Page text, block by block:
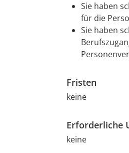
Sie haben
für die
Sie haben
Fristen
keine
Erforderliche
keine